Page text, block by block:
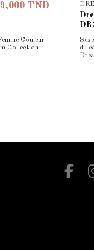
TND
Couleur
Collection
du